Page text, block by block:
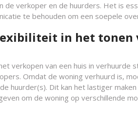
de verkoper en de huurders. Het is
te behouden om een soepele
in het tonen
verkopen van een huis in
Omdat de woning verhuurd is,
huurder(s). Dit kan het lastiger
om de woning op verschillende